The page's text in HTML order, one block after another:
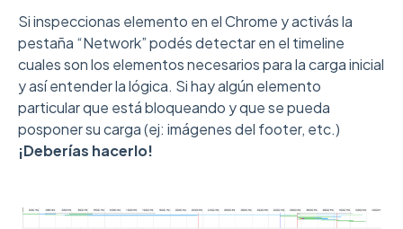
Si inspeccionas elemento en el Chrome y activás la
pestaña “Network” podés detectar en el timeline
cuales son los elementos necesarios para la carga inicial
y así entender la lógica. Si hay algún elemento
particular que está bloqueando y que se pueda
posponer su carga (ej: imágenes del footer, etc.)
¡Deberías hacerlo!